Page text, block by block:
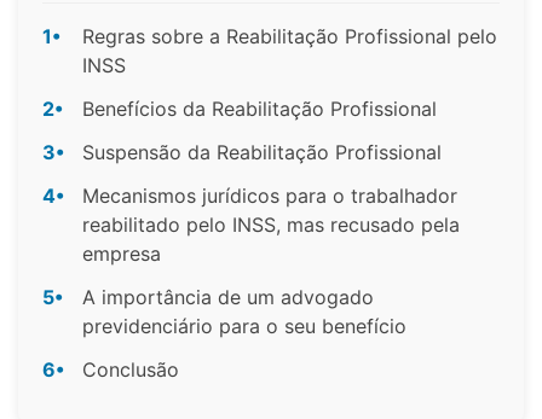
1•
Regras sobre a Reabilitação Profissional pelo
INSS
2•
Benefícios da Reabilitação Profissional
3•
Suspensão da Reabilitação Profissional
4•
Mecanismos jurídicos para o trabalhador
reabilitado pelo INSS, mas recusado pela
empresa
5•
A importância de um advogado
previdenciário para o seu benefício
6•
Conclusão